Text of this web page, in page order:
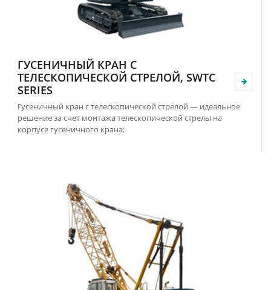
ГУСЕНИЧНЫЙ КРАН С
ТЕЛЕСКОПИЧЕСКОЙ СТРЕЛОЙ, SWTC
SERIES
Гусеничный кран с телескопической стрелой — идеальное
решение за счет монтажа телескопической стрелы на
корпусе гусеничного крана;